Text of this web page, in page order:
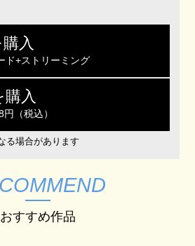
入
ド+ストリーミング
購入
（税込）
る場合があります
おすすめ作品